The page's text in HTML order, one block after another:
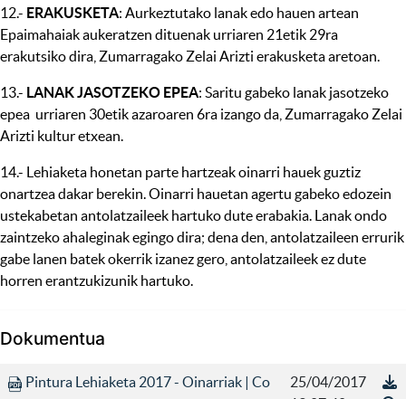
12.- ERAKUSKETA: Aurkeztutako lanak edo hauen artean
Epaimahaiak aukeratzen dituenak urriaren 21etik 29ra
erakutsiko dira, Zumarragako Zelai Arizti erakusketa aretoan.
13.- LANAK JASOTZEKO EPEA: Saritu gabeko lanak jasotzeko
epea urriaren 30etik azaroaren 6ra izango da, Zumarragako Zelai
Arizti kultur etxean.
14.- Lehiaketa honetan parte hartzeak oinarri hauek guztiz
onartzea dakar berekin. Oinarri hauetan agertu gabeko edozein
ustekabetan antolatzaileek hartuko dute erabakia. Lanak ondo
zaintzeko ahaleginak egingo dira; dena den, antolatzaileen errurik
gabe lanen batek okerrik izanez gero, antolatzaileek ez dute
horren erantzukizunik hartuko.
Dokumentua
Pintura Lehiaketa 2017 - Oinarriak | Co
25/04/2017